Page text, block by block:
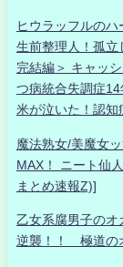
ヒウラッフルの
生前整理人！孤立
完結編＞ キャッ
つ病統合失調症
米が泣いた！認知
魔法熟女/美魔女
MAX！ ニート仙
まとめ速報Z)]
乙女系腐男子の
逆襲！！ 極道の